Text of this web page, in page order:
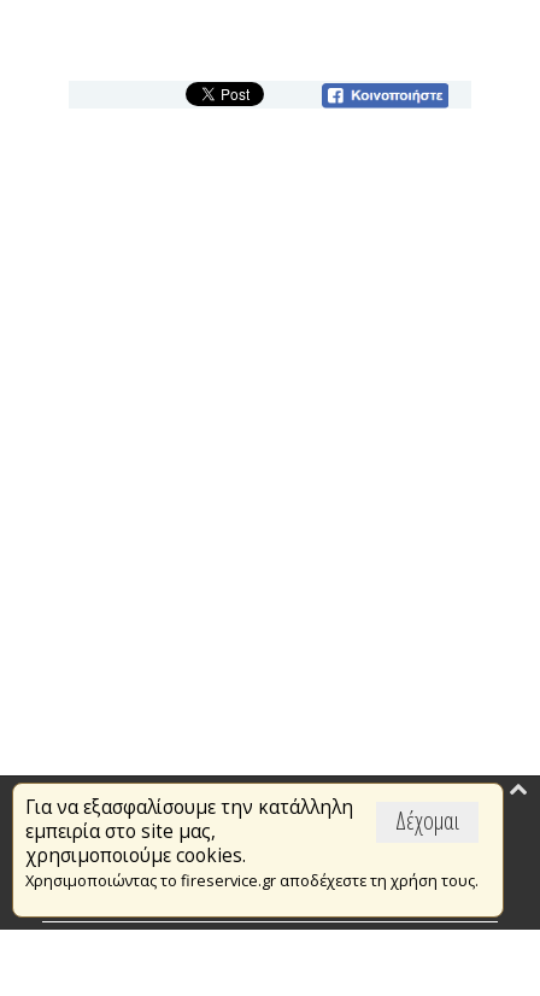
Δέχομαι
Για να εξασφαλίσουμε την κατάλληλη
εμπειρία στο site μας,
χρησιμοποιούμε cookies.
Χρησιμοποιώντας το fireservice.gr αποδέχεστε τη χρήση τους.
Επικαιρότητα
Το Πυροσβεστικό Σώμα